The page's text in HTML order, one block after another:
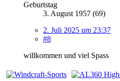
Geburtstag
3. August 1957 (69)
2. Juli 2025 um 23:37
#8
willkommen und viel Spass